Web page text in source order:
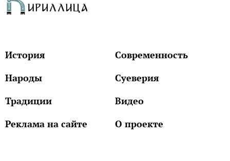
История
Современность
Народы
Суеверия
Традиции
Видео
Реклама на сайте
О проекте